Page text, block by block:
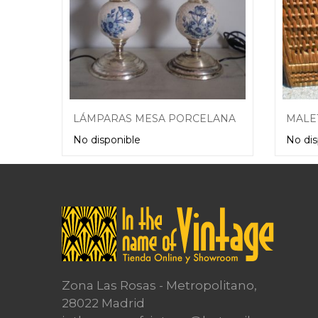
No disponible
No
Zona Las Rosas - Metropolitano,
28022 Madrid